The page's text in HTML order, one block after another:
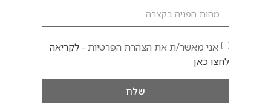
אני מאשר/ת את הצהרת הפרטיות - לקריאה
לחצו כאן
שלח